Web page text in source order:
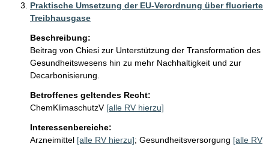
Praktische Umsetzung der EU-Verordnung über fluorierte
Treibhausgase
Beschreibung:
Beitrag von Chiesi zur Unterstützung der Transformation des
Gesundheitswesens hin zu mehr Nachhaltigkeit und zur
Decarbonisierung.
Betroffenes geltendes Recht:
ChemKlimaschutzV [alle RV hierzu]
Interessenbereiche:
Arzneimittel [alle RV hierzu]; Gesundheitsversorgung [alle RV